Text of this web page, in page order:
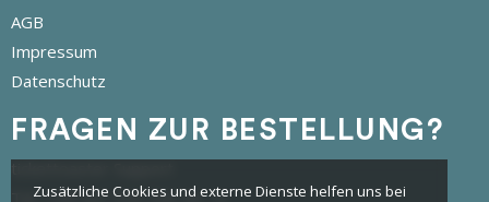
AGB
Impressum
Datenschutz
FRAGEN ZUR BESTELLUNG?
Zusätzliche Cookies und externe Dienste helfen uns bei